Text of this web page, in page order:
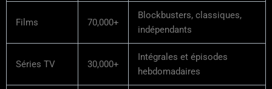
Films 70,000+
Blockbusters, classiques,
indépendants
Séries TV 30,000+
Intégrales et épisodes
hebdomadaires